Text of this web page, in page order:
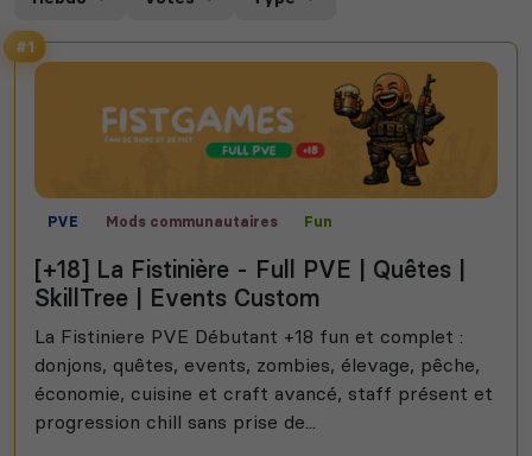
#1
PVE Mods communautaires Fun
[+18] La Fistinière - Full PVE | Quêtes |
SkillTree | Events Custom
La Fistiniere PVE Débutant +18 fun et complet :
donjons, quêtes, events, zombies, élevage, pêche,
économie, cuisine et craft avancé, staff présent et
progression chill sans prise de...